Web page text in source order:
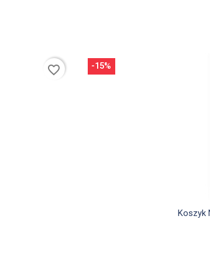
favorite_border
Koszyk
-15%